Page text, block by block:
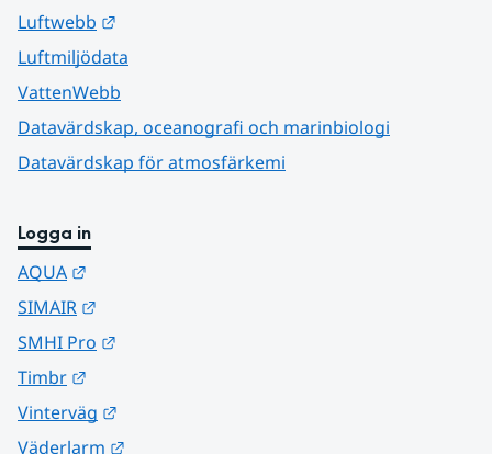
Luftwebb
Luftmiljödata
VattenWebb
Datavärdskap, oceanografi och marinbiologi
Datavärdskap för atmosfärkemi
Logga in
AQUA
SIMAIR
SMHI Pro
Timbr
Vinterväg
Väderlarm